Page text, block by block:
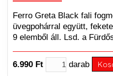
Ferro Greta Black fali
üvegpohárral együtt,
9 elemből áll. Lsd. a
6.990 Ft darab